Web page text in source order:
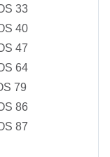
33
40
47
64
79
86
87